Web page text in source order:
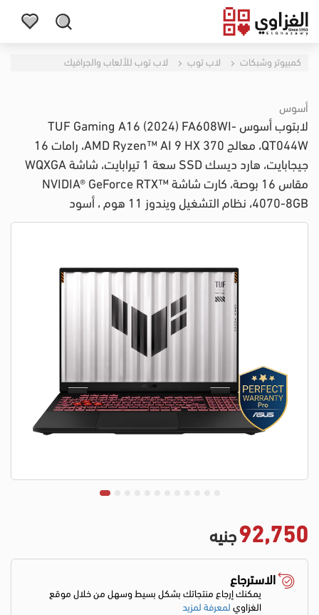
كمبيوتر وشبكات لاب توب لاب توب للألعاب والجرافيك
أسوس
لابتوب أسوس TUF Gaming A16 (2024) FA608WI-
QT044W، معالج AMD Ryzen™ AI 9 HX 370، رامات 16
جيجابايت، هارد ديسك SSD سعة 1 تيرابايت، شاشة WQXGA
مقاس 16 بوصة، كارت شاشة NVIDIA® GeForce RTX™
4070-8GB، نظام التشغيل ويندوز 11 هوم ، أسود
92,750جنيه
الاسترجاع
يمكنك إرجاع منتجاتك بشكل بسيط وسهل من خلال موقع
الغزاويلمعرفة لمزيد